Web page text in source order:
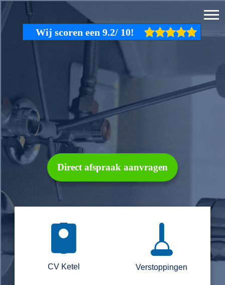
Direct afspraak aanvragen
CV Ketel Verstoppingen